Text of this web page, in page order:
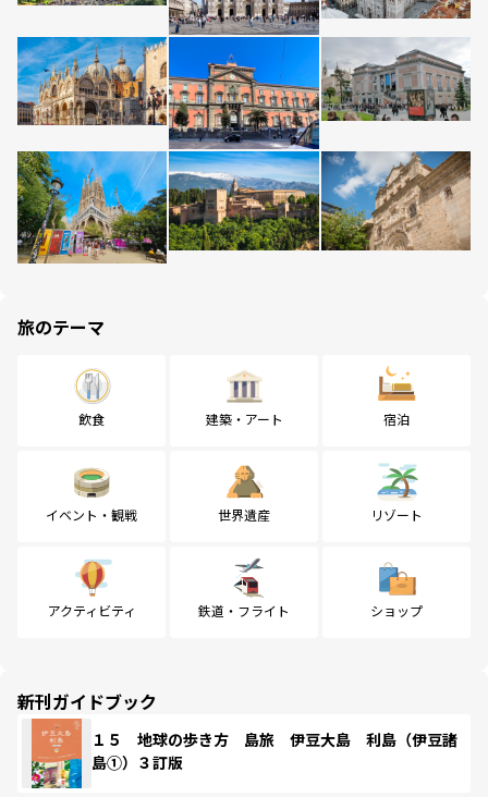
旅のテーマ
飲食 建築・アート 宿泊
イベント・観戦 世界遺産 リゾート
アクティビティ 鉄道・フライト ショップ
新刊ガイドブック
１５ 地球の歩き方 島旅 伊豆大島 利島（伊豆諸
島①）３訂版